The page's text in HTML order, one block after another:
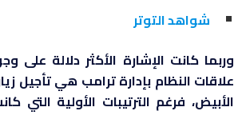
شواهد التوتر
وربما كانت الإشارة الأكثر دلالة على
علاقات النظام بإدارة ترامب هي تأجيل
الأبيض، فرغم الترتيبات الأولية التي